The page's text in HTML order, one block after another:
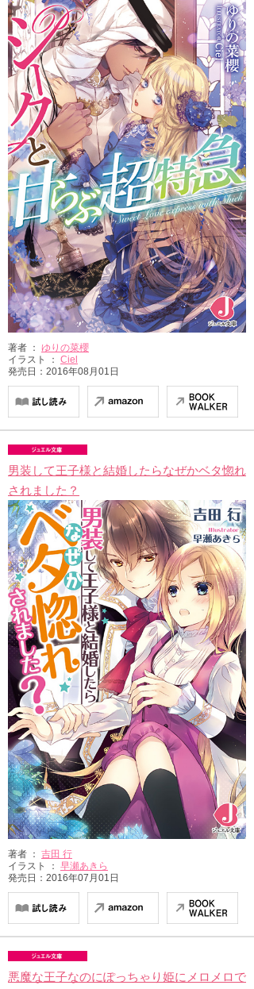
著者 ： ゆりの菜櫻
イラスト ： Ciel
発売日：2016年08月01日
男装して王子様と結婚したらなぜかベタ惚れ
されました？
著者 ： 吉田 行
イラスト ： 早瀬あきら
発売日：2016年07月01日
悪魔な王子なのにぽっちゃり姫にメロメロで